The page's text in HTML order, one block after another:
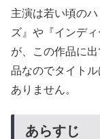
主演は若い頃の
ズ』や『インデ
が、この作品に
品なのでタイト
ありません。
あらすじ